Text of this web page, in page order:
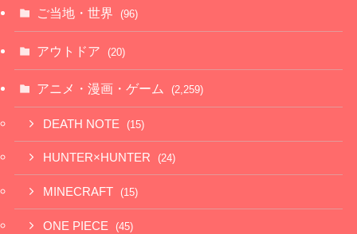
ご当地・世界 (96)
アウトドア (20)
アニメ・漫画・ゲーム (2,259)
DEATH NOTE (15)
HUNTER×HUNTER (24)
MINECRAFT (15)
ONE PIECE (45)